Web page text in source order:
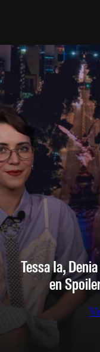
Tessa Ia,
en